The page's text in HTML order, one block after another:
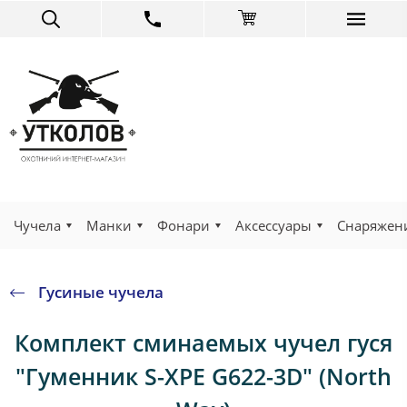
Чучела Манки Фонари Аксессуары
Гусиные чучела
Комплект сминаемых чучел гуся
"Гуменник S-ХРЕ G622-3D" (North